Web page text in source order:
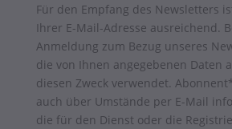
Für den Empfang des Newsletters
Ihrer E-Mail-Adresse ausreichend.
Anmeldung zum Bezug unseres
die von Ihnen angegebenen Daten
diesen Zweck verwendet.
auch über Umstände per E-Mail
die für den Dienst oder die